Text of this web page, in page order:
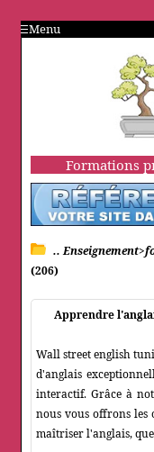
Menu
Formations
..
(206)
Apprendre
Wall street english
d'anglais
interactif. Grâce à
nous vous offrons les
maîtriser l'anglais,